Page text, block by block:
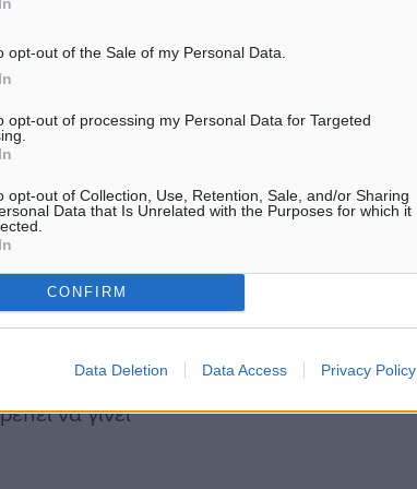
opt-out of the Sale of my Personal Data.
opt-out of processing my Personal Data for Targeted
opt-out of Collection, Use, Retention, Sale, and/or Sharing
Data that Is Unrelated with the Purposes for which it
CONFIRM
Data Deletion Data Access Privacy Policy
των δικηγόρων. Αυτό
δικηγόρος οφείλει
οφείλει σε έναν
τα σχετικά κονδύλια
των
κατ’ έτος,
επίσης, ότι ο
διάφορες λύσεις για
καμία δεν έγινε
με τις
να γίνει